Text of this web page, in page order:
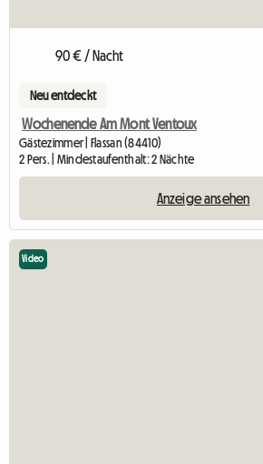
90 € / Nacht
Neu entdeckt
Wochenende Am Mont Ventoux
Gästezimmer | Flassan (84410)
2 Pers. | Mindestaufenthalt: 2 Nächte
Anzeige ansehen
Video